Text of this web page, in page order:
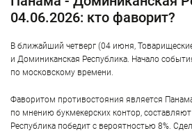
04.06.2026: кто фаворит?
В ближайший четверг (04 июня,
и Доминиканская Республика. Начало
по московскому времени.
Фаворитом противостояния является
по мнению букмекерских контор,
Республика победит с вероятностью 8%.